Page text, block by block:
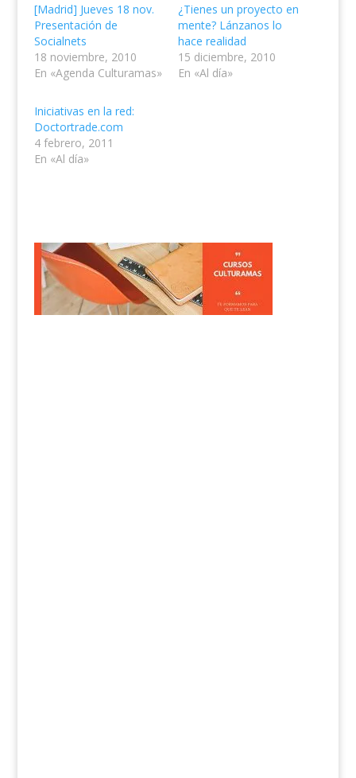
[Madrid] Jueves 18 nov.
Presentación de
Socialnets
18 noviembre, 2010
En «Agenda Culturamas»
¿Tienes un proyecto en
mente? Lánzanos lo
hace realidad
15 diciembre, 2010
En «Al día»
Iniciativas en la red:
Doctortrade.com
4 febrero, 2011
En «Al día»